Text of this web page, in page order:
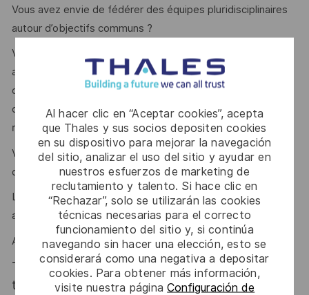
Al hacer clic en “Aceptar cookies”, acepta
que Thales y sus socios depositen cookies
en su dispositivo para mejorar la navegación
del sitio, analizar el uso del sitio y ayudar en
nuestros esfuerzos de marketing de
reclutamiento y talento. Si hace clic en
“Rechazar”, solo se utilizarán las cookies
técnicas necesarias para el correcto
funcionamiento del sitio y, si continúa
navegando sin hacer una elección, esto se
considerará como una negativa a depositar
cookies. Para obtener más información,
visite nuestra páginaConfiguración de
Vous avez envie de fédérer des équipes pluridisciplinaires
autour d’objectifs communs ?
Vous disposez d’un diplôme d'ingénieur/commerce et avez
au moins 8 ans d’expérience, dont 3 ans en conduite
d’offres et/ou projets complexes, avec une maîtrise des
outils et processus de gestion de projet, budgétaire et des
risques.
Vous avez également une parfaite maîtrise professionnelle
de l’anglais ?
Leadership, négociation, influence et fédération sont des
atouts que l’on vous reconnait ?
Alors ce poste est fait pour vous !
Thales, entreprise Handi-Engagée, reconnait
tous les talents. La diversité est notre meilleur